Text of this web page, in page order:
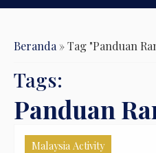
Beranda »Tag "Panduan
Tags:
Panduan
Malaysia Activity